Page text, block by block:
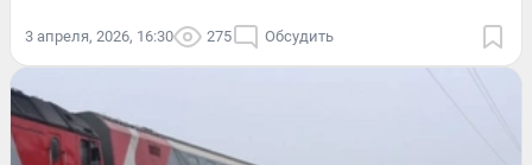
3 апреля, 2026, 16:30 275 Обсудить